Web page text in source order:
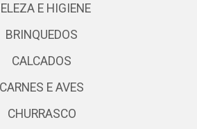
E HIGIENE
BRINQUEDOS
CALCADOS
CARNES E AVES
CHURRASCO